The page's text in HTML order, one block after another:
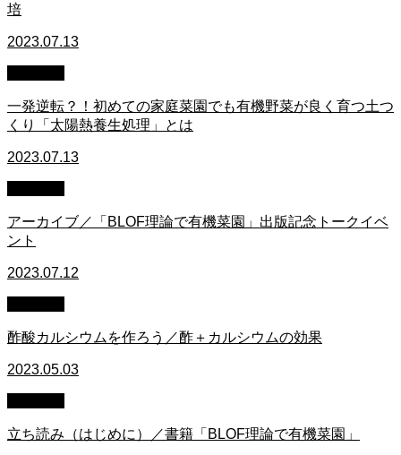
培
2023.07.13
一発逆転？！初めての家庭菜園でも有機野菜が良く育つ土つ
くり「太陽熱養生処理」とは
2023.07.13
アーカイブ／「BLOF理論で有機菜園」出版記念トークイベ
ント
2023.07.12
酢酸カルシウムを作ろう／酢＋カルシウムの効果
2023.05.03
立ち読み（はじめに）／書籍「BLOF理論で有機菜園」